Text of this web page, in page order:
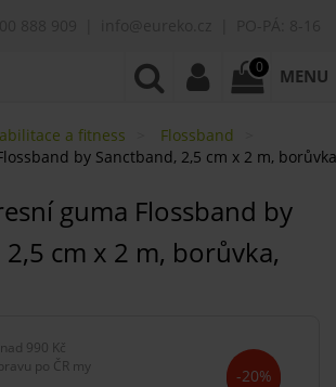
0 MENU
a fitness
Flossband
by Sanctband, 2,5 cm x 2 m,
guma Flossband by
cm x 2 m, borůvka,
990 Kč
po ČR my
-20%